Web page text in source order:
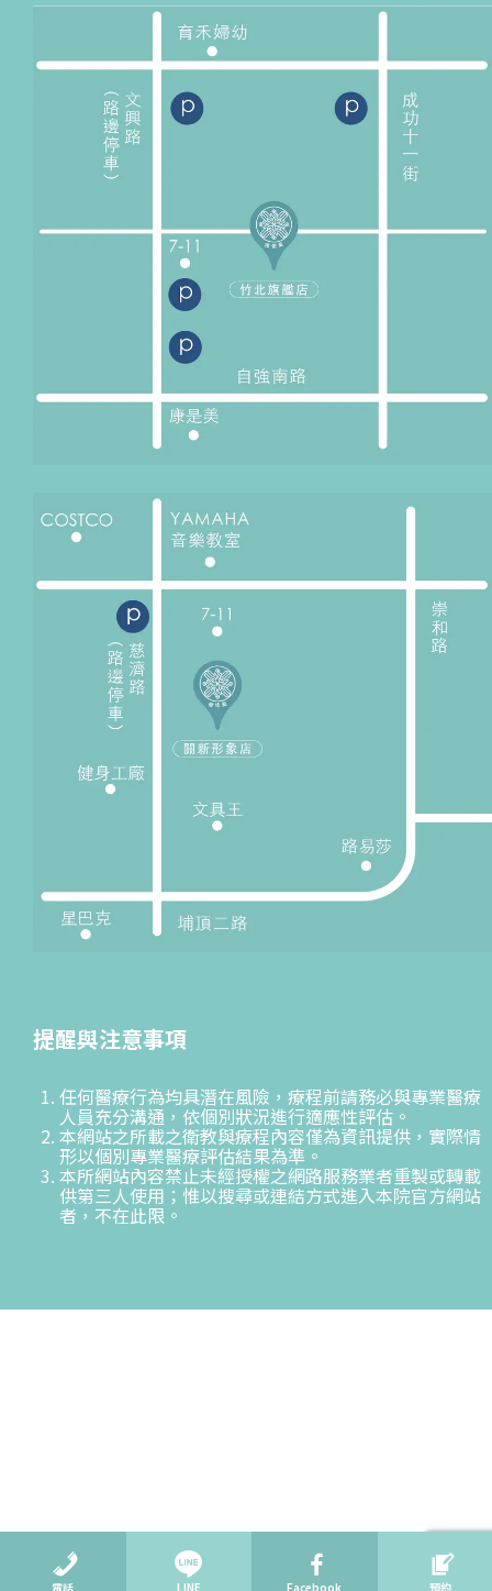
提醒與注意事項
任何醫療行為均具潛在風險，療程前請務必與專業醫療
人員充分溝通，依個別狀況進行適應性評估。
本網站之所載之衛教與療程內容僅為資訊提供，實際情
形以個別專業醫療評估結果為準。
本所網站內容禁止未經授權之網路服務業者重製或轉載
供第三人使用；惟以搜尋或連結方式進入本院官方網站
者，不在此限。
電話 LINE Facebook 預約